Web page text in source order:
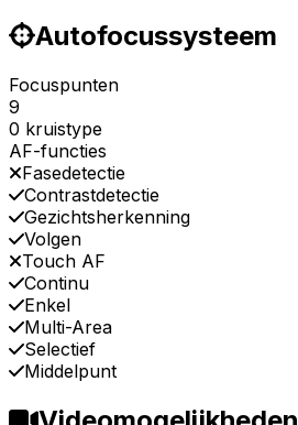
Autofocussysteem
Focuspunten
9
0 kruistype
AF-functies
Fasedetectie
Contrastdetectie
Gezichtsherkenning
Volgen
Touch AF
Continu
Enkel
Multi-Area
Selectief
Middelpunt